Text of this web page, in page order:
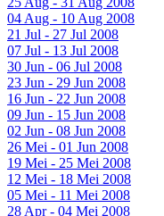
04 Aug - 10 Aug 2008
21 Jul - 27 Jul 2008
07 Jul - 13 Jul 2008
30 Jun - 06 Jul 2008
23 Jun - 29 Jun 2008
16 Jun - 22 Jun 2008
09 Jun - 15 Jun 2008
02 Jun - 08 Jun 2008
26 Mei - 01 Jun 2008
19 Mei - 25 Mei 2008
12 Mei - 18 Mei 2008
05 Mei - 11 Mei 2008
28 Apr - 04 Mei 2008